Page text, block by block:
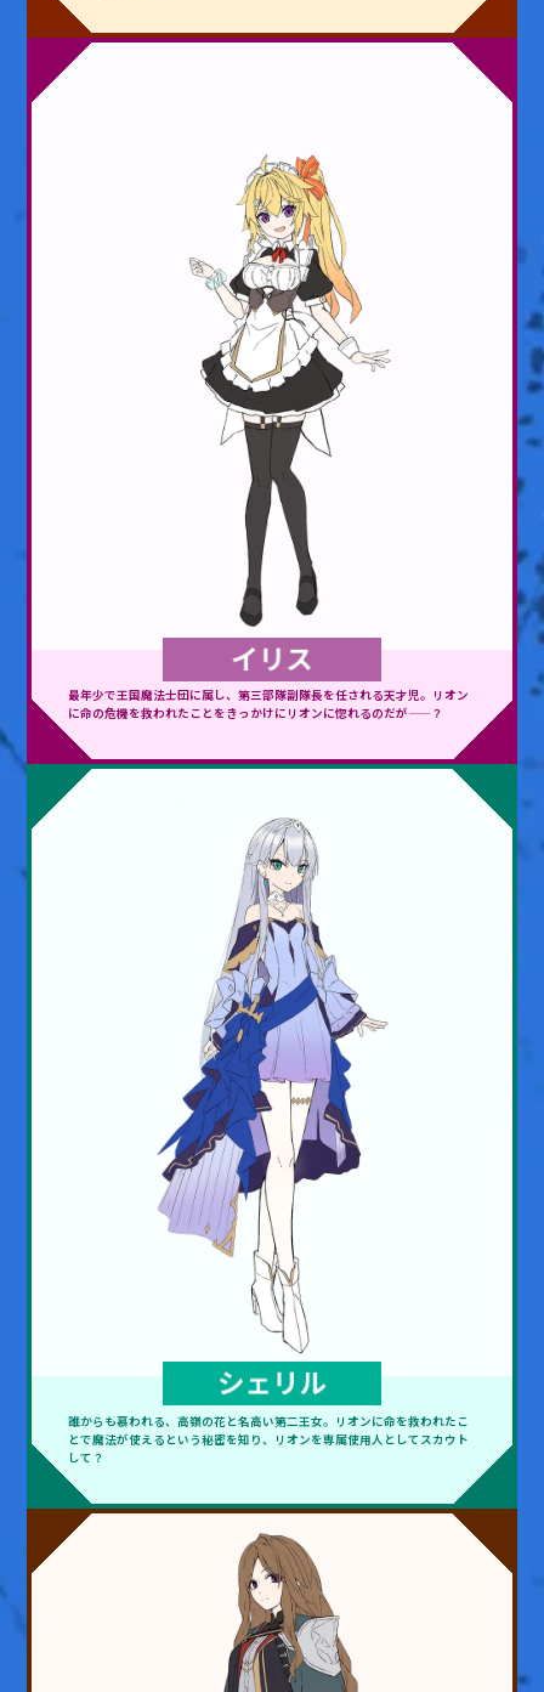
最年少で王国魔法士団に属し、第三部隊副隊長を任される天才児。リオン
に命の危機を救われたことをきっかけにリオンに惚れるのだが——？
誰からも慕われる、高嶺の花と名高い第二王女。リオンに命を救われたこ
とで魔法が使えるという秘密を知り、リオンを専属使用人としてスカウト
して？